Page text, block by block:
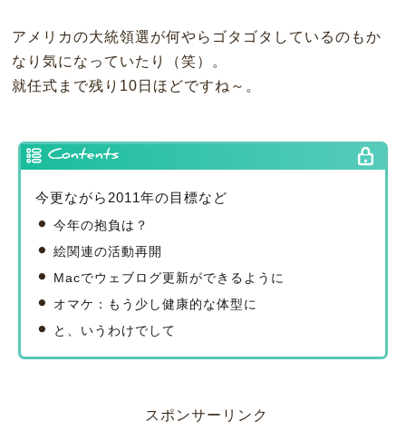
アメリカの大統領選が何やらゴタゴタしているのもか
なり気になっていたり（笑）。
就任式まで残り10日ほどですね～。
Contents
今更ながら2011年の目標など
今年の抱負は？
絵関連の活動再開
Macでウェブログ更新ができるように
オマケ：もう少し健康的な体型に
と、いうわけでして
スポンサーリンク